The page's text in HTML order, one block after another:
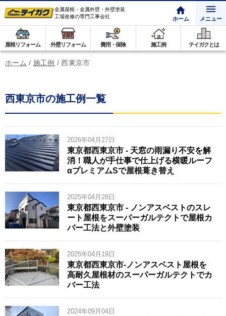
金属屋根・金属外壁・外壁塗装
工場改修の専門工事会社
ホーム メニュー
屋根リフォーム 外壁リフォーム 費用・保険 施工例 テイガクとは
ホーム / 施工例 / 西東京市
西東京市の施工例一覧
2026年04月27日
東京都西東京市 - 天窓の雨漏り不安を解
消！職人が手仕事で仕上げる横暖ルーフ
αプレミアムSで屋根葺き替え
2025年04月28日
東京都西東京市 - ノンアスベストのスレ
ート屋根をスーパーガルテクトで屋根カ
バー工法と外壁塗装
2025年04月19日
東京都西東京市-ノンアスベスト屋根を
高耐久屋根材のスーパーガルテクトでカ
バー工法
2024年09月04日